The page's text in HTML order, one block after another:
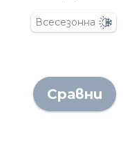
Всесезонна
Сравни